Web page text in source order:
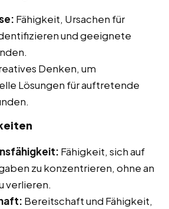
Fähigkeit, Ursachen für
und geeignete
Denken, um
Lösungen für auftretende
Fähigkeit, sich auf
zu konzentrieren, ohne an
verlieren.
Bereitschaft und Fähigkeit,